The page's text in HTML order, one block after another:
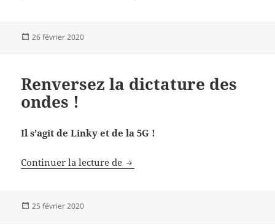
Publié
26 février 2020
Renversez la dictature des
ondes !
Il s’agit de Linky et de la 5G !
Continuer la lecture de Renversez la dictature des ondes !
Publié
25 février 2020